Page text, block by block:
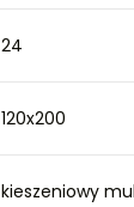
24
120x200
kieszeniowy